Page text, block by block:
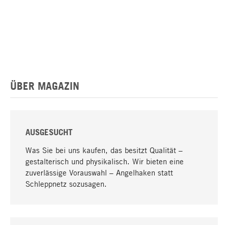
ÜBER MAGAZIN
AUSGESUCHT
Was Sie bei uns kaufen, das besitzt Qualität –
gestalterisch und physikalisch. Wir bieten eine
zuverlässige Vorauswahl – Angelhaken statt
Schleppnetz sozusagen.